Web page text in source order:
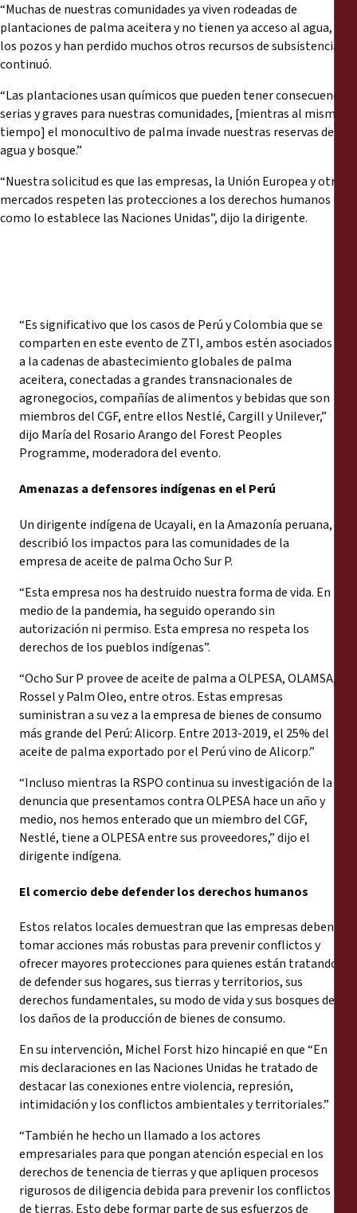
“Muchas de nuestras comunidades ya viven rodeadas de
plantaciones de palma aceitera y no tienen ya acceso al agua, a
los pozos y han perdido muchos otros recursos de subsistencia,”
continuó.
“Las plantaciones usan químicos que pueden tener consecuencias
serias y graves para nuestras comunidades, [mientras al mismo
tiempo] el monocultivo de palma invade nuestras reservas de
agua y bosque.”
“Nuestra solicitud es que las empresas, la Unión Europea y otros
mercados respeten las protecciones a los derechos humanos tal y
como lo establece las Naciones Unidas”, dijo la dirigente.
“Es significativo que los casos de Perú y Colombia que se
comparten en este evento de ZTI, ambos estén asociados
a la cadenas de abastecimiento globales de palma
aceitera, conectadas a grandes transnacionales de
agronegocios, compañías de alimentos y bebidas que son
miembros del CGF, entre ellos Nestlé, Cargill y Unilever,”
dijo María del Rosario Arango del Forest Peoples
Programme, moderadora del evento.
Amenazas a defensores indígenas en el Perú
Un dirigente indígena de Ucayali, en la Amazonía peruana,
describió los impactos para las comunidades de la
empresa de aceite de palma Ocho Sur P.
“Esta empresa nos ha destruido nuestra forma de vida. En
medio de la pandemia, ha seguido operando sin
autorización ni permiso. Esta empresa no respeta los
derechos de los pueblos indígenas”.
“Ocho Sur P provee de aceite de palma a OLPESA, OLAMSA,
Rossel y Palm Oleo, entre otros. Estas empresas
suministran a su vez a la empresa de bienes de consumo
más grande del Perú: Alicorp. Entre 2013-2019, el 25% del
aceite de palma exportado por el Perú vino de Alicorp.”
“Incluso mientras la RSPO continua su investigación de la
denuncia que presentamos contra OLPESA hace un año y
medio, nos hemos enterado que un miembro del CGF,
Nestlé, tiene a OLPESA entre sus proveedores,” dijo el
dirigente indígena.
El comercio debe defender los derechos humanos
Estos relatos locales demuestran que las empresas deben
tomar acciones más robustas para prevenir conflictos y
ofrecer mayores protecciones para quienes están tratando
de defender sus hogares, sus tierras y territorios, sus
derechos fundamentales, su modo de vida y sus bosques de
los daños de la producción de bienes de consumo.
En su intervención, Michel Forst hizo hincapié en que “En
mis declaraciones en las Naciones Unidas he tratado de
destacar las conexiones entre violencia, represión,
intimidación y los conflictos ambientales y territoriales.”
“También he hecho un llamado a los actores
empresariales para que pongan atención especial en los
derechos de tenencia de tierras y que apliquen procesos
rigurosos de diligencia debida para prevenir los conflictos
de tierras. Esto debe formar parte de sus esfuerzos de